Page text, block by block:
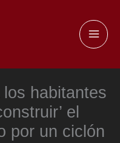
habitantes
el
por un ciclón